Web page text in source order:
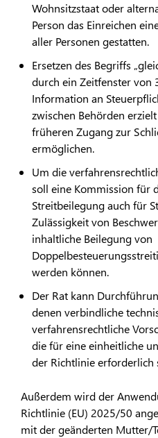
Wohnsitzstaat oder
Person das Einreichen
aller Personen gestatten.
Ersetzen des Begriffs
durch ein Zeitfenster von
Information an
zwischen Behörden
früheren Zugang zur
ermöglichen.
Um die
soll eine Kommission für
Streitbeilegung auch für
Zulässigkeit von
inhaltliche Beilegung von
werden können.
Der Rat kann
denen verbindliche
verfahrensrechtliche
die für eine einheitliche
der Richtlinie erforderlich
Außerdem wird der
Richtlinie (EU) 2025/50
mit der geänderten Mutter/